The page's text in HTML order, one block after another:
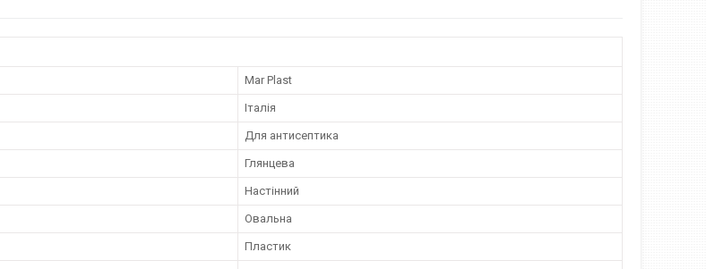
Mar Plast
Італія
Для антисептика
Глянцева
Настінний
Овальна
Пластик